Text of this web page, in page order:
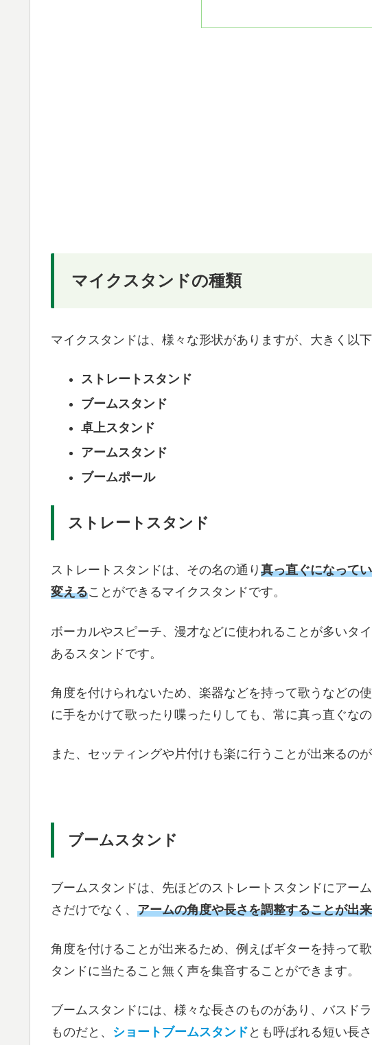
マイクスタンドの種類
マイクスタンドは、様々な形状がありますが、大きく以
ストレートスタンド
ブームスタンド
卓上スタンド
アームスタンド
ブームポール
ストレートスタンド
ストレートスタンドは、その名の通り 真っ直ぐになって
変えることができるマイクスタンドです。
ボーカルやスピーチ、漫才などに使われることが多いタ
あるスタンドです。
角度を付けられないため、楽器などを持って歌うなどの
に手をかけて歌ったり喋ったりしても、常に真っ直ぐな
また、セッティングや片付けも楽に行うことが出来るのが
ブームスタンド
ブームスタンドは、先ほどのストレートスタンドにアー
さだけでなく、 アームの角度や長さを調整することが出
角度を付けることが出来るため、例えばギターを持って
タンドに当たること無く声を集音することができます。
ブームスタンドには、様々な長さのものがあり、バスド
ものだと、 ショートブームスタンド とも呼ばれる短い長